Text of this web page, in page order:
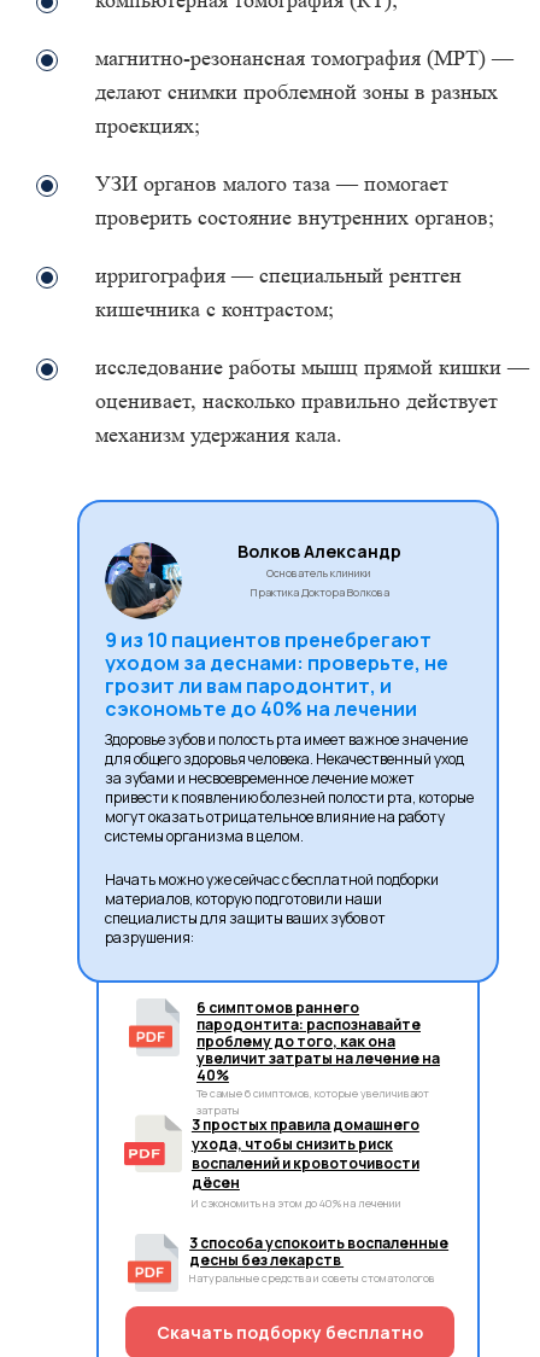
магнитно-резонансная томография (МРТ) —
делают снимки проблемной зоны в разных
проекциях;
УЗИ органов малого таза — помогает
проверить состояние внутренних органов;
ирригография — специальный рентген
кишечника с контрастом;
исследование работы мышц прямой кишки —
оценивает, насколько правильно действует
механизм удержания кала.
Волков Александр
Основатель клиники
Практика Доктора Волкова
9 из 10 пациентов пренебрегают
уходом за деснами: проверьте, не
грозит ли вам пародонтит, и
сэкономьте до 40% на лечении
Здоровье зубов и полость рта имеет важное значение
для общего здоровья человека. Некачественный уход
за зубами и несвоевременное лечение может
привести к появлению болезней полости рта, которые
могут оказать отрицательное влияние на работу
системы организма в целом.
Начать можно уже сейчас с бесплатной подборки
материалов, которую подготовили наши
специалисты для защиты ваших зубов от
разрушения:
6 симптомов раннего
пародонтита: распознавайте
проблему до того, как она
увеличит затраты на лечение на
40%
Те самые 6 симптомов, которые увеличивают
затраты
3 простых правила домашнего
ухода, чтобы снизить риск
воспалений и кровоточивости
дёсен
И сэкономить на этом до 40% на лечении
3 способа успокоить воспаленные
десны без лекарств
Натуральные средства и советы стоматологов
Скачать подборку бесплатно